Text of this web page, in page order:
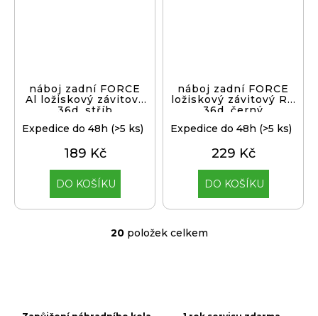
náboj zadní FORCE
Al ložiskový závitový
36d, stříb
Expedice do 48h (>5 ks)
189 Kč
DO KOŠÍKU
náboj zadní FORCE
ložiskový závitový RÚ
36d, černý
Expedice do 48h (>5 ks)
229 Kč
DO KOŠÍKU
O
20položek celkem